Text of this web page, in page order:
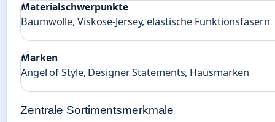
Materialschwerpunkte
Baumwolle, Viskose-Jersey, elastische Funktionsfasern
Marken
Angel of Style, Designer Statements, Hausmarken
Zentrale Sortimentsmerkmale